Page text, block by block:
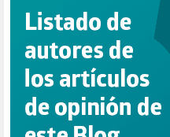
COMPROMISO (2)
CONFERENCIA (1)
CONSUMO (1)
CORONAVIRUS (155)
CORRUPCIÓN (215)
CULTURA (704)
DANA (78)